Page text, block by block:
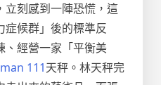
立刻感到一陣恐慌，這
症候群」後的標準反
、經營一家「平衡美
111天秤。林天秤完